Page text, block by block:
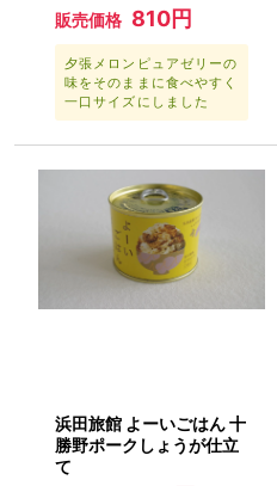
販売価格 810円
夕張メロンピュアゼリーの
味をそのままに食べやすく
一口サイズにしました
浜田旅館 よーいごはん 十
勝野ポークしょうが仕立
て